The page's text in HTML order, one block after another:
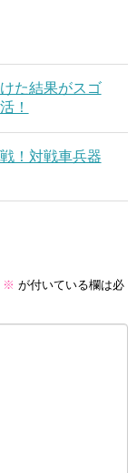
た結果がスゴ
！
！対戦車兵器
※ が付いている欄は必